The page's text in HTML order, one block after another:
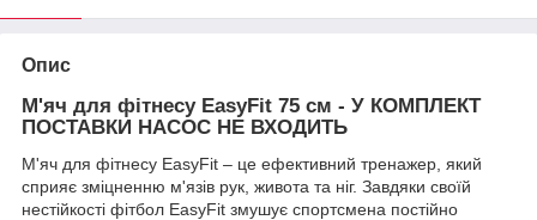
Опис
М'яч для фітнесу EasyFit 75 см - У КОМПЛЕКТ
ПОСТАВКИ НАСОС НЕ ВХОДИТЬ
М'яч для фітнесу EasyFit – це ефективний тренажер, який
сприяє зміцненню м'язів рук, живота та ніг. Завдяки своїй
нестійкості фітбол EasyFit змушує спортсмена постійно